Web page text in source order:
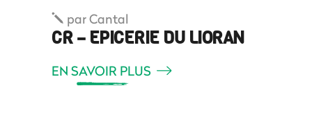
parCantal
CR – EPICERIE DU LIORAN
EN SAVOIR PLUS